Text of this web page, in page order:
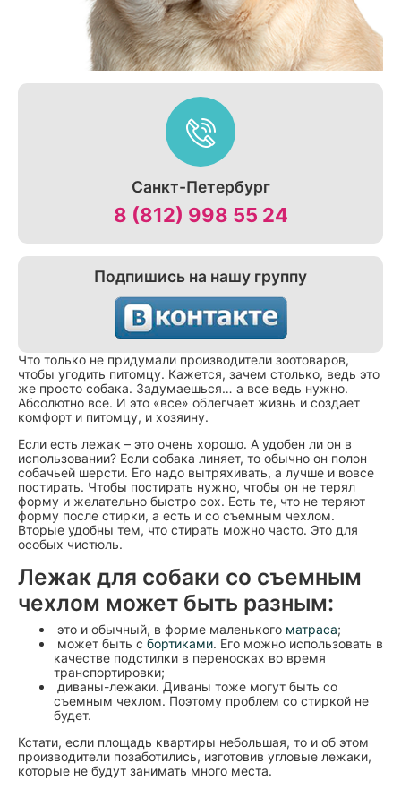
Санкт-Петербург
8 (812) 998 55 24
Подпишись на нашу группу
Что только не придумали производители зоотоваров,
чтобы угодить питомцу. Кажется, зачем столько, ведь это
же просто собака. Задумаешься… а все ведь нужно.
Абсолютно все. И это «все» облегчает жизнь и создает
комфорт и питомцу, и хозяину.
Если есть лежак – это очень хорошо. А удобен ли он в
использовании? Если собака линяет, то обычно он полон
собачьей шерсти. Его надо вытряхивать, а лучше и вовсе
постирать. Чтобы постирать нужно, чтобы он не терял
форму и желательно быстро сох. Есть те, что не теряют
форму после стирки, а есть и со съемным чехлом.
Вторые удобны тем, что стирать можно часто. Это для
особых чистюль.
Лежак для собаки со съемным
чехлом может быть разным:
это и обычный, в форме маленького матраса;
может быть с бортиками. Его можно использовать в
качестве подстилки в переносках во время
транспортировки;
диваны-лежаки. Диваны тоже могут быть со
съемным чехлом. Поэтому проблем со стиркой не
будет.
Кстати, если площадь квартиры небольшая, то и об этом
производители позаботились, изготовив угловые лежаки,
которые не будут занимать много места.